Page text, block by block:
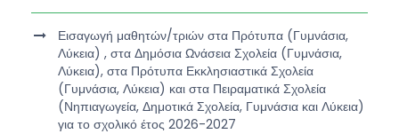
Εισαγωγή μαθητών/τριών στα Πρότυπα (Γυμνάσια,
Λύκεια) , στα Δημόσια Ωνάσεια Σχολεία (Γυμνάσια,
Λύκεια), στα Πρότυπα Εκκλησιαστικά Σχολεία
(Γυμνάσια, Λύκεια) και στα Πειραματικά Σχολεία
(Νηπιαγωγεία, Δημοτικά Σχολεία, Γυμνάσια και Λύκεια)
για το σχολικό έτος 2026-2027